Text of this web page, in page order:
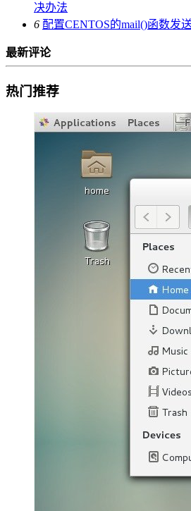
决办法
6 配置CENTOS的mail()函数发
最新评论
热门推荐